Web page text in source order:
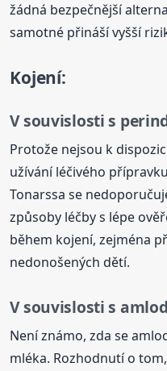
žádná bezpečnější
samotné přináší vyšší
Kojení:
V souvislosti s
Protože nejsou k
užívání léčivého
Tonarssa se
způsoby léčby s lépe
během kojení, zejména
nedonošených dětí.
V souvislosti s
Není známo, zda se
mléka. Rozhodnutí o